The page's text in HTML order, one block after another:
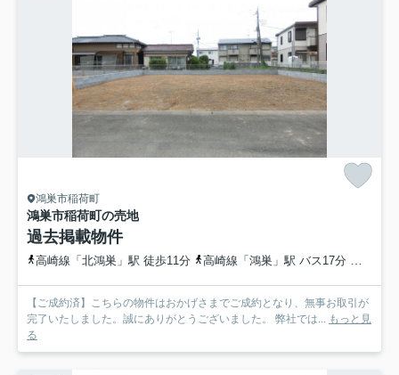
鴻巣市稲荷町
鴻巣市稲荷町の売地
過去掲載物件
高崎線「北鴻巣」駅 徒歩11分 高崎線「鴻巣」駅 バス17分 埼玉県鴻巣市「箕田郵便局前」 停歩7分
【ご成約済】こちらの物件はおかげさまでご成約となり、無事お取引が
完了いたしました。誠にありがとうございました。 弊社では...
もっと見
る